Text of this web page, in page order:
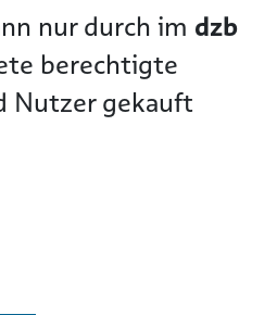
nur durch im dzb
berechtigte
Nutzer gekauft